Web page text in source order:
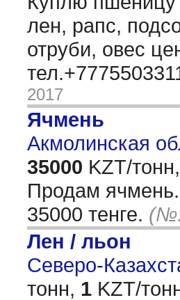
лен, рапс,
отруби, овес
2017
Ячмень
Акмолинская
35000 KZT/тонн,
Продам
35000 тенге. (№:
Лен / льон
Северо-
тонн, 1 KZT/